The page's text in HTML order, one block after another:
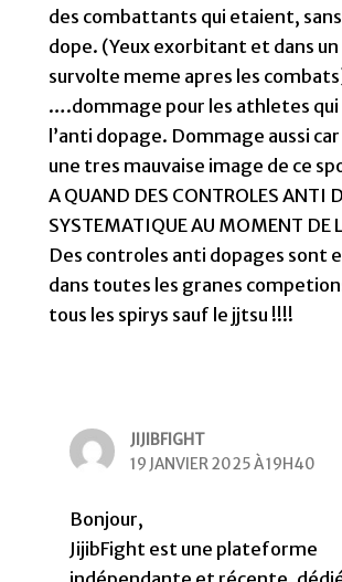
des combattants qui etaient,
dope. (Yeux exorbitant et dans
survolte meme apres les
….dommage pour les athletes
l’anti dopage. Dommage aussi
une tres mauvaise image de ce
A QUAND DES CONTROLES ANTI
SYSTEMATIQUE AU MOMENT DE
Des controles anti dopages sont
dans toutes les granes
tous les spirys sauf le jjtsu !!!!
JIJIBFIGHT
19 JANVIER 2025 À 19H40
Bonjour,
JijibFight est une plateforme